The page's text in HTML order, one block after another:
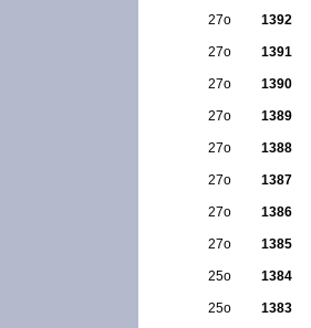
27ο 1392
27ο 1391
27ο 1390
27ο 1389
27ο 1388
27ο 1387
27ο 1386
27ο 1385
25ο 1384
25ο 1383